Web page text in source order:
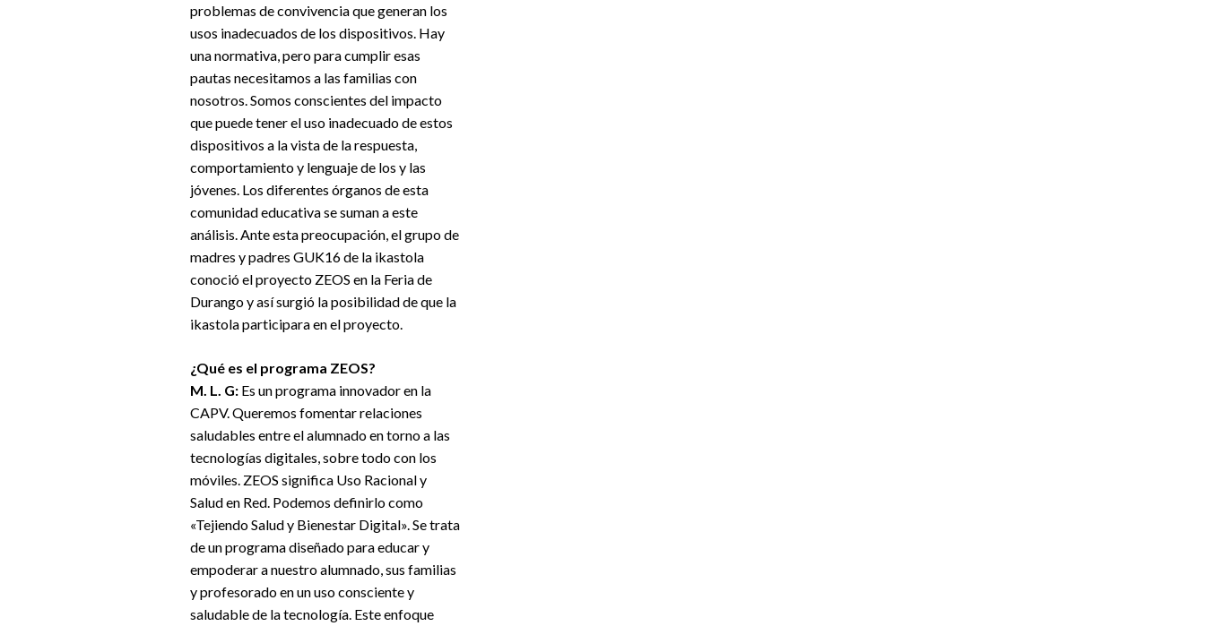
problemas de convivencia que generan los
usos inadecuados de los dispositivos. Hay
una normativa, pero para cumplir esas
pautas necesitamos a las familias con
nosotros. Somos conscientes del impacto
que puede tener el uso inadecuado de estos
dispositivos a la vista de la respuesta,
comportamiento y lenguaje de los y las
jóvenes. Los diferentes órganos de esta
comunidad educativa se suman a este
análisis. Ante esta preocupación, el grupo de
madres y padres GUK16 de la ikastola
conoció el proyecto ZEOS en la Feria de
Durango y así surgió la posibilidad de que la
ikastola participara en el proyecto.
¿Qué es el programa ZEOS?
M. L. G: Es un programa innovador en la
CAPV. Queremos fomentar relaciones
saludables entre el alumnado en torno a las
tecnologías digitales, sobre todo con los
móviles. ZEOS significa Uso Racional y
Salud en Red. Podemos definirlo como
«Tejiendo Salud y Bienestar Digital». Se trata
de un programa diseñado para educar y
empoderar a nuestro alumnado, sus familias
y profesorado en un uso consciente y
saludable de la tecnología. Este enfoque